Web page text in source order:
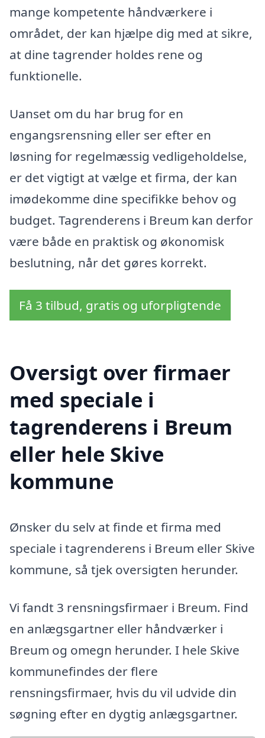
mange kompetente håndværkere i
området, der kan hjælpe dig med at sikre,
at dine tagrender holdes rene og
funktionelle.
Uanset om du har brug for en
engangsrensning eller ser efter en
løsning for regelmæssig vedligeholdelse,
er det vigtigt at vælge et firma, der kan
imødekomme dine specifikke behov og
budget. Tagrenderens i Breum kan derfor
være både en praktisk og økonomisk
beslutning, når det gøres korrekt.
Få 3 tilbud, gratis og uforpligtende
Oversigt over firmaer
med speciale i
tagrenderens i Breum
eller hele Skive
kommune
Ønsker du selv at finde et firma med
speciale i tagrenderens i Breum eller Skive
kommune, så tjek oversigten herunder.
Vi fandt 3 rensningsfirmaer i Breum. Find
en anlægsgartner eller håndværker i
Breum og omegn herunder. I hele Skive
kommunefindes der flere
rensningsfirmaer, hvis du vil udvide din
søgning efter en dygtig anlægsgartner.